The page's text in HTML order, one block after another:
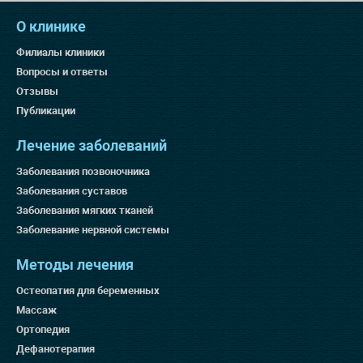
О клинике
Филиалы клиники
Вопросы и ответы
Отзывы
Публикации
Лечение заболеваний
Заболевания позвоночника
Заболевания суставов
Заболевания мягких тканей
Заболевание нервной системы
Методы лечения
Остеопатия для беременных
Массаж
Ортопедия
Дефанотерапия